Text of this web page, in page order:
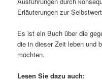
Erläuterungen zur
Es ist ein Buch über die
die in dieser Zeit leben und
möchten.
Lesen Sie dazu auch: